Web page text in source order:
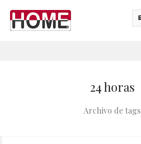
24 horas
Archivo de tags